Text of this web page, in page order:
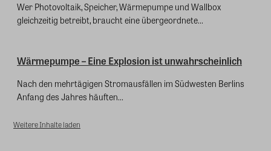
Wer Photovoltaik, Speicher, Wärmepumpe und Wallbox
gleichzeitig betreibt, braucht eine übergeordnete...
Wärmepumpe – Eine Explosion ist unwahrscheinlich
Nach den mehrtägigen Stromausfällen im Südwesten Berlins
Anfang des Jahres häuften...
Weitere Inhalte laden